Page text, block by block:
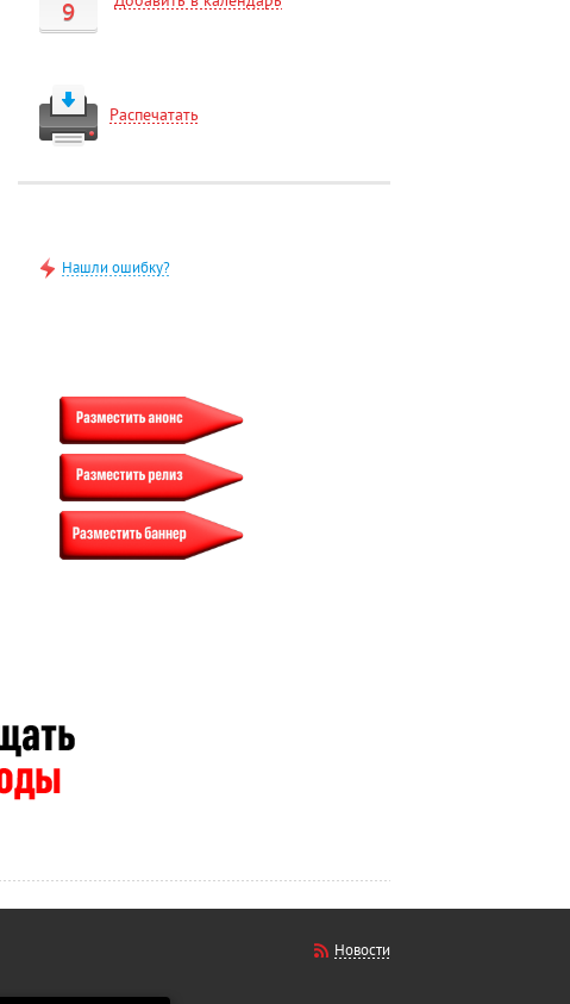
9
Распечатать
Нашли ошибку?
Новости